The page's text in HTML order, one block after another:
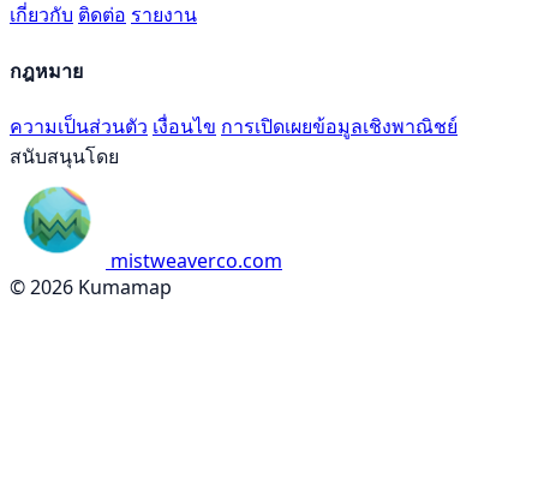
เกี่ยวกับ ติดต่อ รายงาน
กฎหมาย
ความเป็นส่วนตัว เงื่อนไข การเปิดเผยข้อมูลเชิงพาณิชย์
สนับสนุนโดย
mistweaverco.com
© 2026 Kumamap